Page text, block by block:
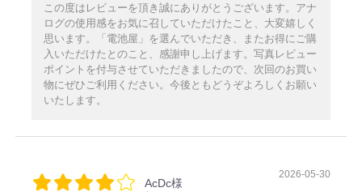
この度はレビューを頂き誠にありがとうございます。アナ
ログの使用感をお気に召していただけたこと、大変嬉しく
思います。「電池屋」を選んでいただき、またお得にご購
入いただけたとのこと、感謝申し上げます。写真レビュー
ポイントを付与させていただきましたので、次回のお買い
物にぜひご利用ください。今後ともどうぞよろしくお願い
いたします。
AcDc様
2026-05-30